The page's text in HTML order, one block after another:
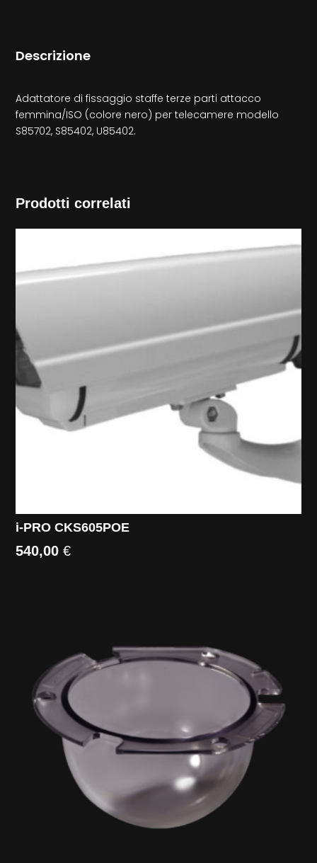
Descrizione
Adattatore di fissaggio staffe terze parti attacco
femmina/ISO (colore nero) per telecamere modello
S85702, S85402, U85402.
Prodotti correlati
i-PRO CKS605POE
540,00€